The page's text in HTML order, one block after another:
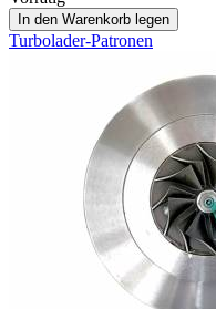
In den Warenkorb legen
Turbolader-Patronen